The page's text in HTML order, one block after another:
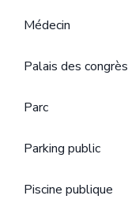
Médecin
Palais des congrès
Parc
Parking public
Piscine publique